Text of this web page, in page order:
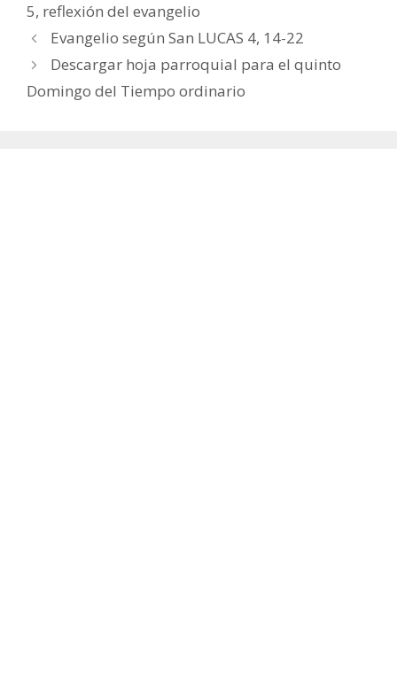
5, reflexión del evangelio
Evangelio según San LUCAS 4, 14-22
Descargar hoja parroquial para el quinto
Domingo del Tiempo ordinario